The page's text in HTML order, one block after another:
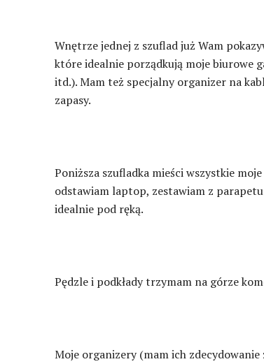
Wnętrze jednej z szuflad już Wam
które idealnie porządkują moje biurowe
itd.). Mam też specjalny organizer na
zapasy.
Poniższa szufladka mieści wszystkie
odstawiam laptop, zestawiam z
idealnie pod ręką.
Pędzle i podkłady trzymam na górze
Moje organizery (mam ich